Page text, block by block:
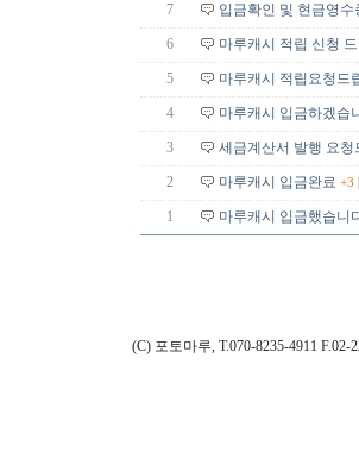
7 입금확인 및 현금영수
6 마루캐시 적립 신청
5 마루캐시 적립요청드
4 마루캐시 입금하겠습
3 세금계산서 발행 요청
2 마루캐시 입금완료 +3
1 마루캐시 입금했습니
(C) 포토마루, T.070-8235-4911